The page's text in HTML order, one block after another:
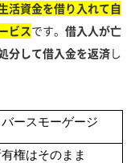
活資金を借り入れて自
ビスです。 借入人が亡
分して借入金を返済し
バースモーゲージ
有権はそのまま